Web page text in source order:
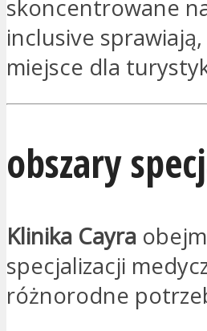
skoncentrowane
inclusive
miejsce dla
obszary
Klinika Cayra
specjalizacji
różnorodne